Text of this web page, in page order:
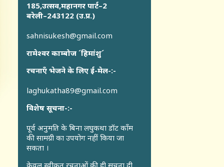
185,उत्सव,महानगर पार्ट–2
बरेली–243122 (उ.प्र.)
sahnisukesh@gmail.com
रामेश्वर काम्बोज ´हिमांशु´
रचनाएँ भेजने के लिए ई-मेल-:-
laghukatha89@gmail.com
विशेष सूचना-:-
पूर्व अनुमति के बिना लघुकथा डॉट कॉंम
की सामग्री का उपयोग नहीं किया जा
सकता ।
केवल स्वीकृत रचनाओं की ही सूचना दी